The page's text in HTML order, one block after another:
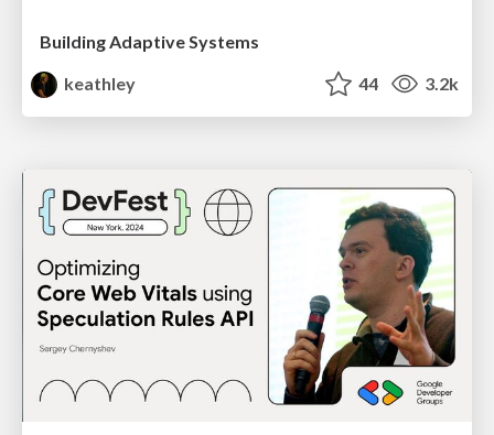
Building Adaptive Systems
keathley
44 3.2k